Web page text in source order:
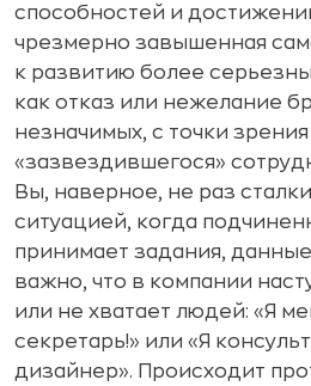
способностей и
чрезмерно завышенная
к развитию более
как отказ или нежелание
незначимых, с точки зрения
«зазвездившегося»
Вы, наверное, не раз
ситуацией, когда
принимает задания,
важно, что в компании
или не хватает людей: «Я
секретарь!» или «Я
дизайнер». Происходит